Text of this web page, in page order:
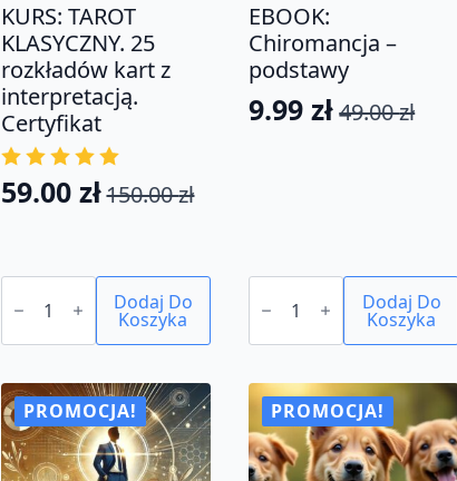
KURS: TAROT
KLASYCZNY. 25
rozkładów kart z
interpretacją.
Certyfikat
150.00zł
Pierwotna
wynosiła:
150.00 zł.
59.00 zł
Aktualna
wynosi:
59.00 zł.
ilość
KURS:
TAROT
KLASYCZNY.
kart
z
interpretacją.
Certyfikat
Dodaj Do
Koszyka
EBOOK:
Chiromancja –
podstawy
49.00zł
Pierwotna
9.99zł
Aktualna
ilość
EBOOK:
Chiromancja
-
Dodaj Do
Koszyka
PROMOCJA! PROMOCJA!